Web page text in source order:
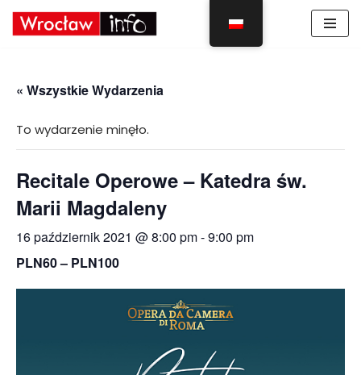
treści
« Wszystkie Wydarzenia
To wydarzenie minęło.
Recitale Operowe – Katedra św.
Marii Magdaleny
16 październik 2021 @ 8:00 pm-9:00 pm
PLN60 – PLN100